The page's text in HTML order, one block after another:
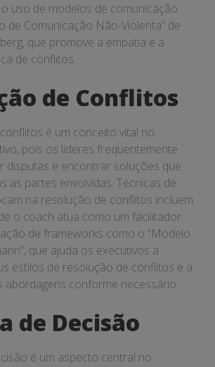
uso de modelos de comunicação
de Comunicação Não-Violenta” de
que promove a empatia e a
de conflitos.
de Conflitos
é um conceito vital no
pois os líderes frequentemente
disputas e encontrar soluções que
as partes envolvidas. Técnicas de
na resolução de conflitos incluem
o coach atua como um facilitador
de frameworks como o “Modelo
que ajuda os executivos a
estilos de resolução de conflitos e a
abordagens conforme necessário.
de Decisão
é um aspecto central no